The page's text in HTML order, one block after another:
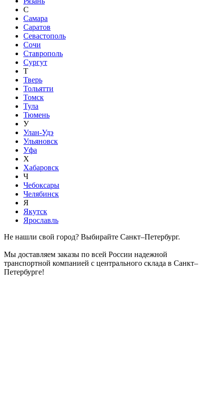
С
Самара
Саратов
Севастополь
Сочи
Ставрополь
Сургут
Т
Тверь
Тольятти
Томск
Тула
Тюмень
У
Улан-Удэ
Ульяновск
Уфа
Х
Хабаровск
Ч
Чебоксары
Челябинск
Я
Якутск
Ярославль
Не нашли свой город? Выбирайте Санкт–Петербург.
Мы доставляем заказы по всей России надежной
транспортной компанией с центрального склада в Санкт–
Петербурге!